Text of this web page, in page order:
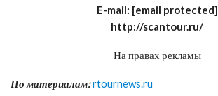
E-mail: [email protected]
http://scantour.ru/
На правах рекламы
По материалам:rtournews.ru